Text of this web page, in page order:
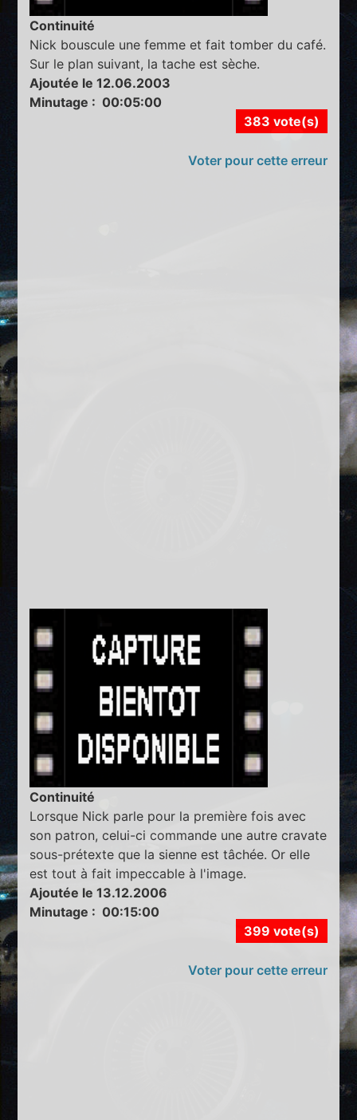
Continuité
Nick bouscule une femme et fait tomber du café.
Sur le plan suivant, la tache est sèche.
Ajoutée le 12.06.2003
Minutage : 00:05:00
383 vote(s)
Voter pour cette erreur
Continuité
Lorsque Nick parle pour la première fois avec
son patron, celui-ci commande une autre cravate
sous-prétexte que la sienne est tâchée. Or elle
est tout à fait impeccable à l'image.
Ajoutée le 13.12.2006
Minutage : 00:15:00
399 vote(s)
Voter pour cette erreur